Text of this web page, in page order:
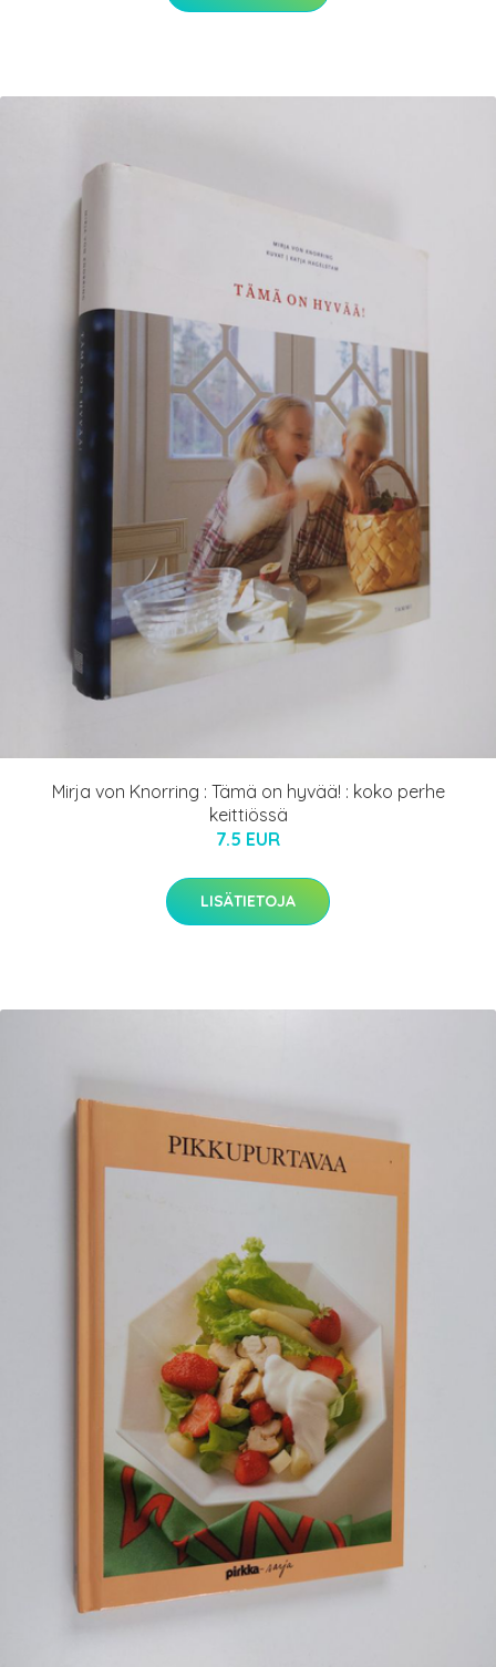
Mirja von Knorring : Tämä on hyvää! : koko perhe
keittiössä
7.5 EUR
LISÄTIETOJA